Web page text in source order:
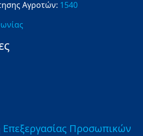
Αγροτών: 1540
Προσωπικών